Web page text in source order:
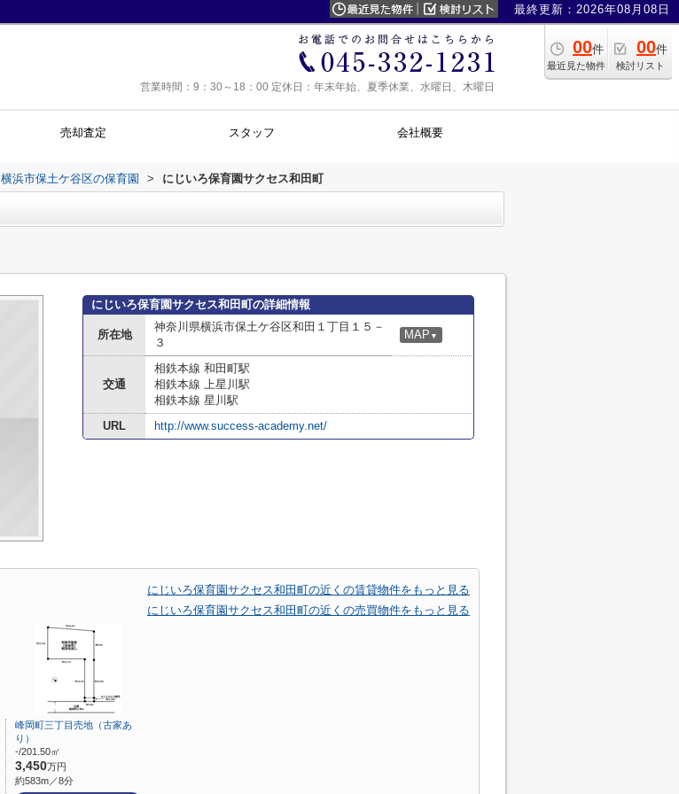
最終更新：2026年08月08日
00件
最近見た物件
00件
検討リスト
営業時間：9：30～18：00 定休日：年末年始、夏季休業、水曜日、木曜日
売却査定 スタッフ 会社概要
横浜市保土ケ谷区の保育園 > にじいろ保育園サクセス和田町
にじいろ保育園サクセス和田町の詳細情報
所在地
神奈川県横浜市保土ケ谷区和田１丁目１５－
３
MAP ▼
交通
相鉄本線 和田町駅
相鉄本線 上星川駅
相鉄本線 星川駅
URL
http://www.success-academy.net/
にじいろ保育園サクセス和田町の近くの賃貸物件をもっと見る
にじいろ保育園サクセス和田町の近くの売買物件をもっと見る
峰岡町三丁目売地（古家あ
り）
-/201.50㎡
3,450万円
約583m／8分